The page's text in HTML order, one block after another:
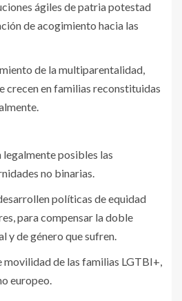
ágiles de patria potestad
de acogimiento hacia las
de la multiparentalidad,
crecen en familias reconstituidas
legalmente posibles las
no binarias.
políticas de equidad
para compensar la doble
y de género que sufren.
movilidad de las familias LGTBI+,
europeo.